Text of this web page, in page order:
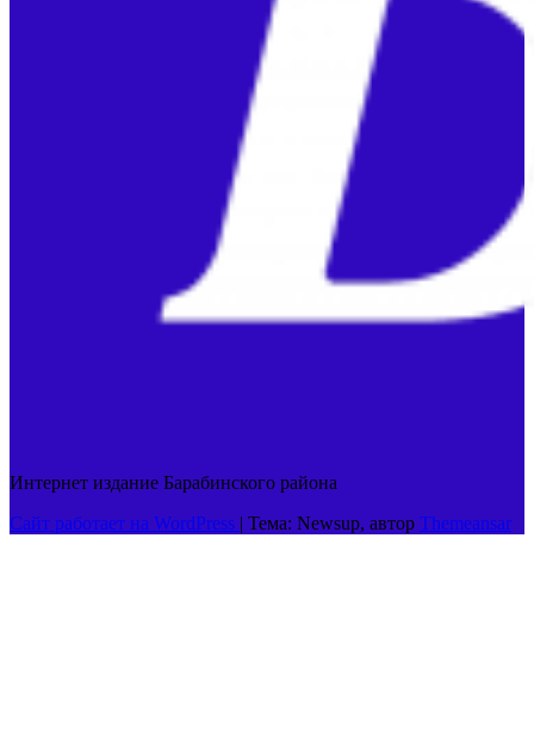
Интернет издание Барабинского района
Сайт работает на WordPress | Тема: Newsup, автор Themeansar